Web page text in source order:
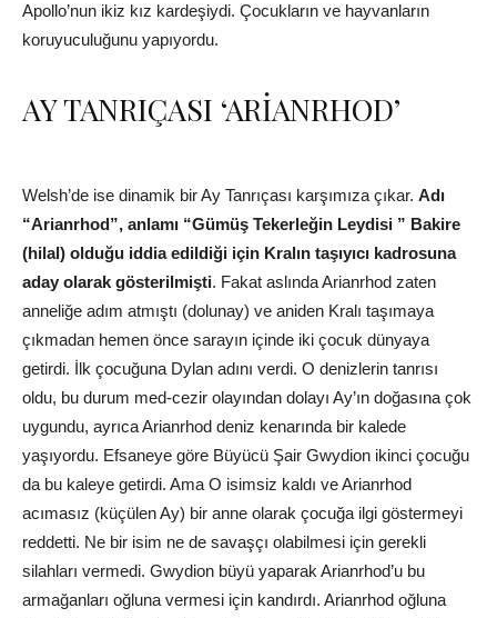
Apollo’nun ikiz kız kardeşiydi. Çocukların ve hayvanların
koruyuculuğunu yapıyordu.
AY TANRIÇASI ‘ARİANRHOD’
Welsh’de ise dinamik bir Ay Tanrıçası karşımıza çıkar. Adı
“Arianrhod”, anlamı “Gümüş Tekerleğin Leydisi ” Bakire
(hilal) olduğu iddia edildiği için Kralın taşıyıcı kadrosuna
aday olarak gösterilmişti. Fakat aslında Arianrhod zaten
anneliğe adım atmıştı (dolunay) ve aniden Kralı taşımaya
çıkmadan hemen önce sarayın içinde iki çocuk dünyaya
getirdi. İlk çocuğuna Dylan adını verdi. O denizlerin tanrısı
oldu, bu durum med-cezir olayından dolayı Ay’ın doğasına çok
uygundu, ayrıca Arianrhod deniz kenarında bir kalede
yaşıyordu. Efsaneye göre Büyücü Şair Gwydion ikinci çocuğu
da bu kaleye getirdi. Ama O isimsiz kaldı ve Arianrhod
acımasız (küçülen Ay) bir anne olarak çocuğa ilgi göstermeyi
reddetti. Ne bir isim ne de savaşçı olabilmesi için gerekli
silahları vermedi. Gwydion büyü yaparak Arianrhod’u bu
armağanları oğluna vermesi için kandırdı. Arianrhod oğluna